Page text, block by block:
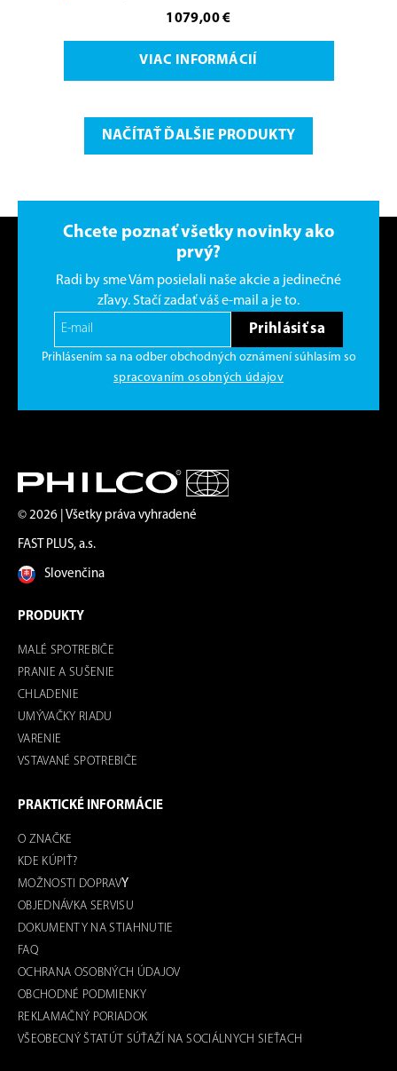
1079,00 €
VIAC INFORMÁCIÍ
NAČÍTAŤ ĎALŠIE PRODUKTY
Chcete poznať všetky novinky ako
prvý?
Radi by sme Vám posielali naše akcie a jedinečné
zľavy. Stačí zadať váš e-mail a je to.
Prihlásiť sa
Prihlásením sa na odber obchodných oznámení súhlasím so
spracovaním osobných údajov
© 2026 | Všetky práva vyhradené
FAST PLUS, a.s.
Slovenčina
PRODUKTY
MALÉ SPOTREBIČE
PRANIE A SUŠENIE
CHLADENIE
UMÝVAČKY RIADU
VARENIE
VSTAVANÉ SPOTREBIČE
PRAKTICKÉ INFORMÁCIE
O ZNAČKE
KDE KÚPIŤ?
MOŽNOSTI DOPRAVY
OBJEDNÁVKA SERVISU
DOKUMENTY NA STIAHNUTIE
FAQ
OCHRANA OSOBNÝCH ÚDAJOV
OBCHODNÉ PODMIENKY
REKLAMAČNÝ PORIADOK
VŠEOBECNÝ ŠTATÚT SÚŤAŽÍ NA SOCIÁLNYCH SIEŤACH